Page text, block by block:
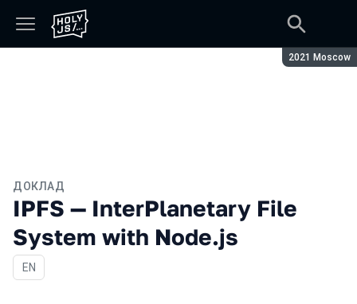
Сезон:
2021 Moscow
ДОКЛАД
IPFS — InterPlanetary File
System with Node.js
На английском языке
EN